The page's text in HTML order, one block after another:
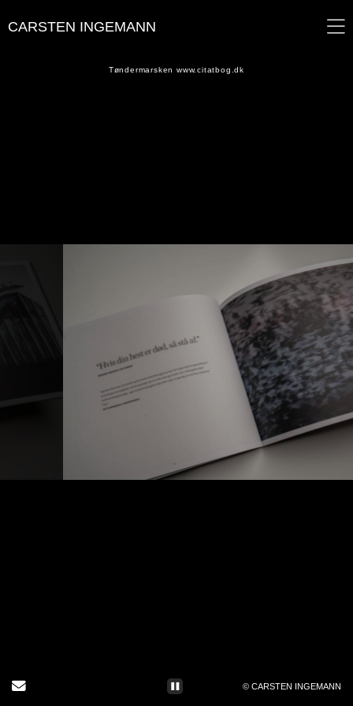
CARSTEN INGEMANN
Tøndermarsken www.citatbog.dk
Send Email © CARSTEN INGEMANN